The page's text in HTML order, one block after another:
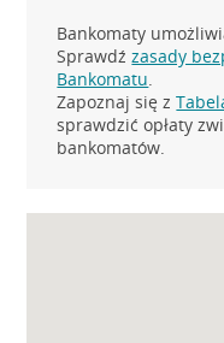
Bankomaty
Sprawdźzasady
Bankomatu.
Zapoznaj się z
sprawdzić opłaty
bankomatów.